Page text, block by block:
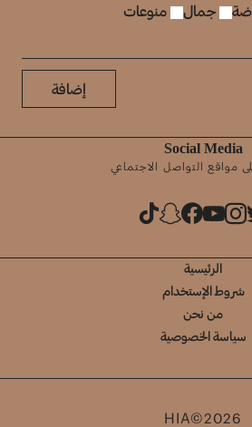
جمال منوعات
إضافة
Social Media
مواقع التواصل الاجتماعي
الرئيسية
شروط الإستخدام
من نحن
سياسة الخصوصية
HIA©2026